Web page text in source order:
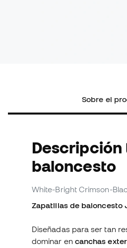
Sobre el
Descripción
baloncesto
White-Bright Crimson-
Zapatillas de baloncesto
Diseñadas para ser tan
dominar en canchas